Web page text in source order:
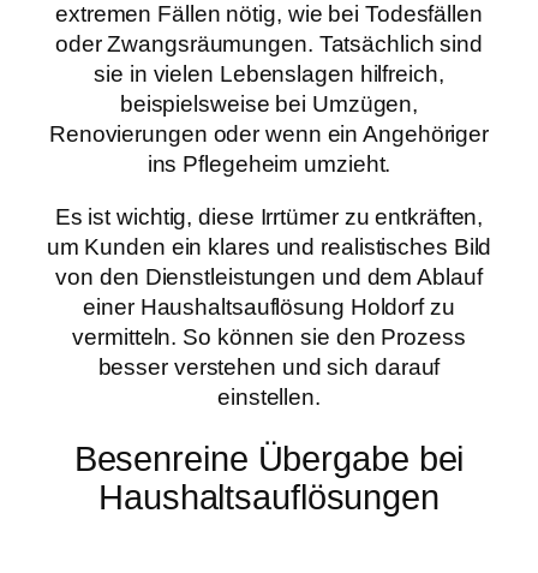
extremen Fällen nötig, wie bei Todesfällen
oder Zwangsräumungen. Tatsächlich sind
sie in vielen Lebenslagen hilfreich,
beispielsweise bei Umzügen,
Renovierungen oder wenn ein Angehöriger
ins Pflegeheim umzieht.
Es ist wichtig, diese Irrtümer zu entkräften,
um Kunden ein klares und realistisches Bild
von den Dienstleistungen und dem Ablauf
einer Haushaltsauflösung Holdorf zu
vermitteln. So können sie den Prozess
besser verstehen und sich darauf
einstellen.
Besenreine Übergabe bei
Haushaltsauflösungen